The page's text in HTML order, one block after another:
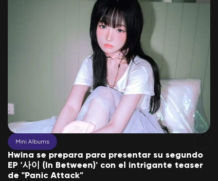
Mini Albums
Hwina se prepara para presentar su segundo
EP '사이 (In Between)' con el intrigante teaser
de "Panic Attack"